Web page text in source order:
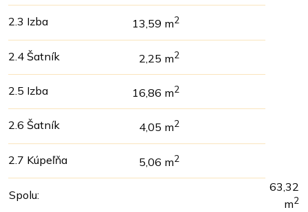
Spolu:
63,32
m2
2.3 Izba 13,59 m2
2.4 Šatník 2,25 m2
2.5 Izba 16,86 m2
2.6 Šatník 4,05 m2
2.7 Kúpeľňa 5,06 m2